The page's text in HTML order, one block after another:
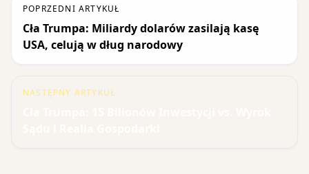
POPRZEDNI ARTYKUŁ
Cła Trumpa: Miliardy dolarów zasilają kasę
USA, celują w dług narodowy
NASTĘPNY ARTYKUŁ